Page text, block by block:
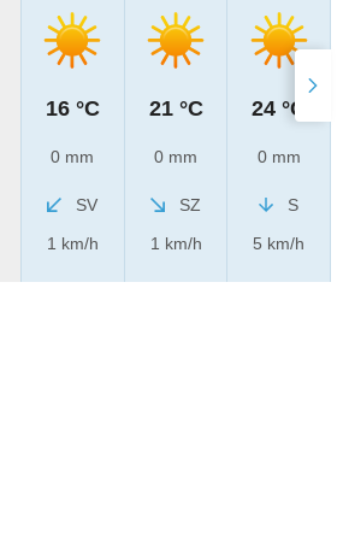
16 °C
0 mm
SV
1 km/h
21 °C
0 mm
SZ
1 km/h
24 °C
0 mm
S
5 km/h